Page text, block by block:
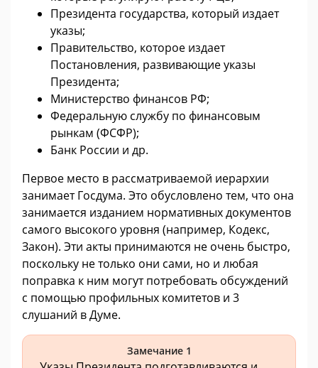
Президента государства, который издает
указы;
Правительство, которое издает
Постановления, развивающие указы
Президента;
Министерство финансов РФ;
Федеральную службу по финансовым
рынкам (ФСФР);
Банк России и др.
Первое место в рассматриваемой иерархии
занимает Госдума. Это обусловлено тем, что она
занимается изданием нормативных документов
самого высокого уровня (например, Кодекс,
Закон). Эти акты принимаются не очень быстро,
поскольку не только они сами, но и любая
поправка к ним могут потребовать обсуждений
с помощью профильных комитетов и 3
слушаний в Думе.
Замечание 1